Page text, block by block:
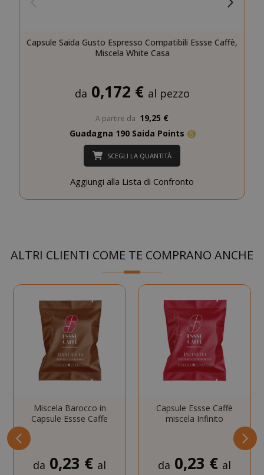
Capsule Saida Gusto Espresso Compatibili Essse Caffè,
Miscela White Casa
da 0,172 € al pezzo
A partire da 19,25 €
Guadagna 190 Saida Points
SCEGLI LA QUANTITÀ
Aggiungi alla Lista di Confronto
ALTRI CLIENTI COME TE COMPRANO ANCHE
Miscela Barocco in
Capsule Essse Caffe
da 0,23 € al
Capsule Essse Caffè
miscela Infinito
da 0,23 € al
CookieScriptConsent
SADEVSESSID
_GRECAPTCHA
mage-cache-sessid
Privacy Policy